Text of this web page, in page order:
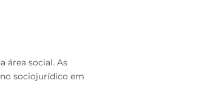
área social. As
sociojurídico em